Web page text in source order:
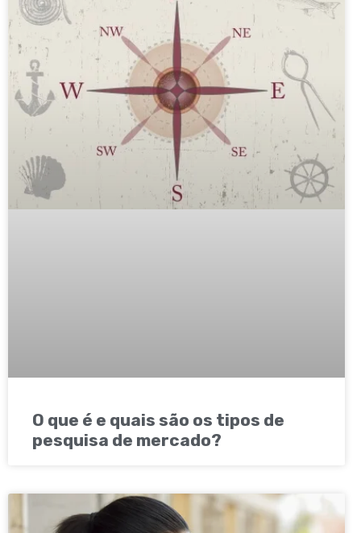
O que é e quais são os tipos de
pesquisa de mercado?